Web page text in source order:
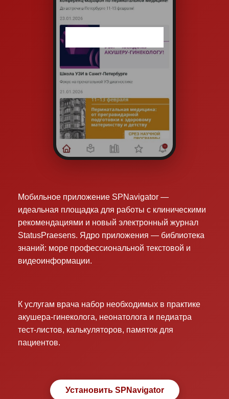
Мобильное приложение SPNavigator —
идеальная площадка для работы с клиническими
рекомендациями и новый электронный журнал
StatusPraesens. Ядро приложения — библиотека
знаний: море профессиональной текстовой и
видеоинформации.
К услугам врача набор необходимых в практике
акушера-гинеколога, неонатолога и педиатра
тест-листов, калькуляторов, памяток для
пациентов.
Установить SPNavigator